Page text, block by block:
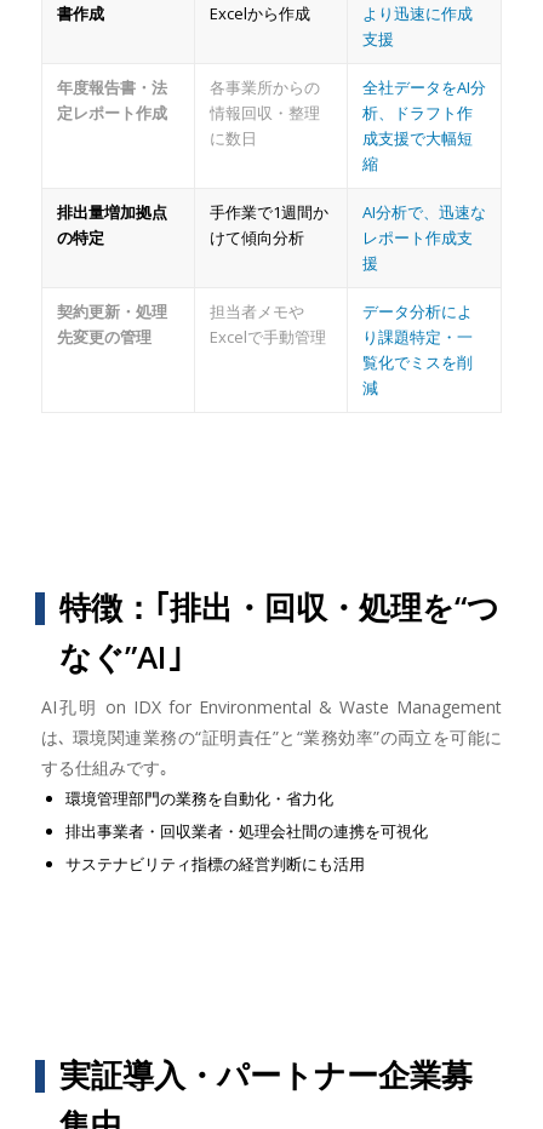
書作成
Excelから作成
より迅速に作成
支援
年度報告書・法
定レポート作成
各事業所からの
情報回収・整理
に数日
全社データをAI分
析、ドラフト作
成支援で大幅短
縮
排出量増加拠点
の特定
手作業で1週間か
けて傾向分析
AI分析で、迅速な
レポート作成支
援
契約更新・処理
先変更の管理
担当者メモや
Excelで手動管理
データ分析によ
り課題特定・一
覧化でミスを削
減
特徴：｢排出・回収・処理を“つ
なぐ”AI｣
AI孔明 on IDX for Environmental & Waste Management
は､ 環境関連業務の“証明責任”と“業務効率”の両立を可能に
する仕組みです｡
環境管理部門の業務を自動化・省力化
排出事業者・回収業者・処理会社間の連携を可視化
サステナビリティ指標の経営判断にも活用
実証導入・パートナー企業募